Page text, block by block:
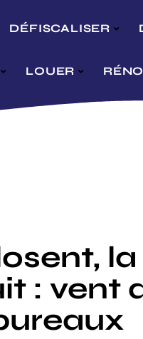
DÉFISCALISER
LOUER
la
: vent